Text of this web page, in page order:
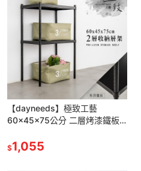
【dayneeds】極致工藝
60x45x75公分 二層烤漆鐵板
$1,055